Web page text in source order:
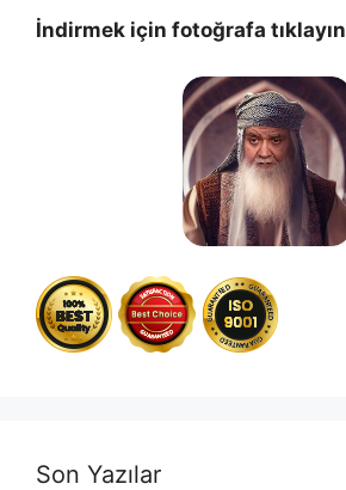
İndirmek için fotoğrafa tıklayın
Son Yazılar